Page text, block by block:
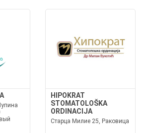
HIPOKRAT
STOMATOLOŠKA
ORDINACIJA
Старца Милие 25, Раковица